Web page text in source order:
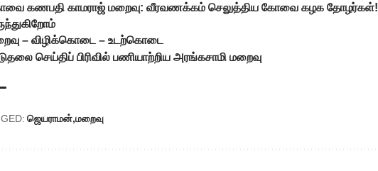
கணபதி காமராஜ் மறைவு: வீரவணக்கம் செலுத்திய கோவை கழக தோழர்கள்!
– விழிக்கொடை – உடற்கொடை
செய்திப் பிரிவில் பணியாற்றிய அரங்கசாமி மறைவு
ஜெயராமன் மறைவு